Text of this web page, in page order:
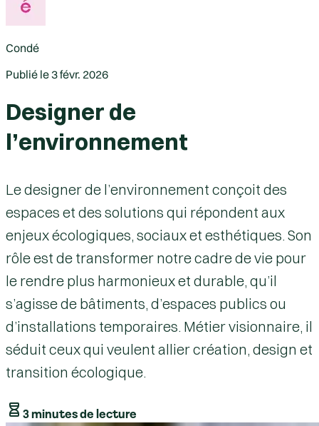
Condé
Publié le3 févr. 2026
Designer de
l’environnement
Le designer de l’environnement conçoit des
espaces et des solutions qui répondent aux
enjeux écologiques, sociaux et esthétiques. Son
rôle est de transformer notre cadre de vie pour
le rendre plus harmonieux et durable, qu’il
s’agisse de bâtiments, d’espaces publics ou
d’installations temporaires. Métier visionnaire, il
séduit ceux qui veulent allier création, design et
transition écologique.
3 minutes de lecture